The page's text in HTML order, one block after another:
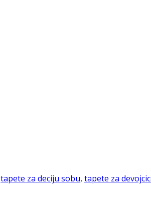
tapete za deciju sobu, tapete za